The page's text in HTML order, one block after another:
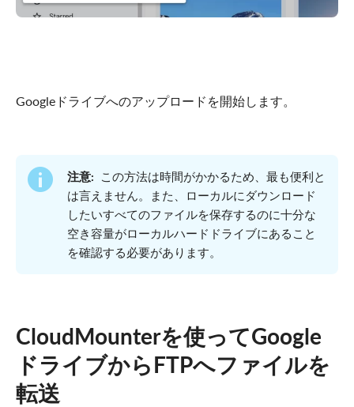
Googleドライブへのアップロードを開始します。
注意: この方法は時間がかかるため、最も便利と
は言えません。また、ローカルにダウンロード
したいすべてのファイルを保存するのに十分な
空き容量がローカルハードドライブにあること
を確認する必要があります。
CloudMounterを使ってGoogle
ドライブからFTPへファイルを
転送